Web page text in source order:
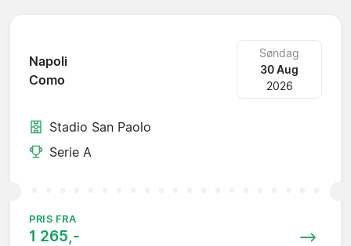
Napoli
Como
Søndag
30 Aug
2026
Stadio San Paolo
Serie A
PRIS FRA
1 265,-